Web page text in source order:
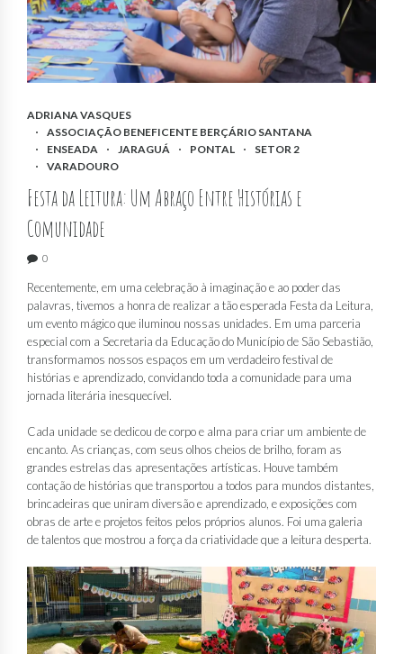
ADRIANA VASQUES
ASSOCIAÇÃO BENEFICENTE BERÇÁRIO SANTANA
ENSEADA
JARAGUÁ PONTAL
SETOR 2
VARADOURO
Festa da Leitura: Um Abraço Entre Histórias e
Comunidade
0
Recentemente, em uma celebração à imaginação e ao poder das
palavras, tivemos a honra de realizar a tão esperada Festa da Leitura,
um evento mágico que iluminou nossas unidades. Em uma parceria
especial com a Secretaria da Educação do Município de São Sebastião,
transformamos nossos espaços em um verdadeiro festival de
histórias e aprendizado, convidando toda a comunidade para uma
jornada literária inesquecível.
Cada unidade se dedicou de corpo e alma para criar um ambiente de
encanto. As crianças, com seus olhos cheios de brilho, foram as
grandes estrelas das apresentações artísticas. Houve também
contação de histórias que transportou a todos para mundos distantes,
brincadeiras que uniram diversão e aprendizado, e exposições com
obras de arte e projetos feitos pelos próprios alunos. Foi uma galeria
de talentos que mostrou a força da criatividade que a leitura desperta.